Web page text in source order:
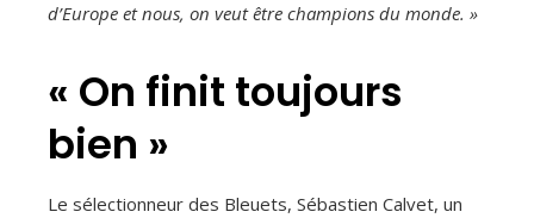
d’Europe et nous, on veut être champions du monde. »
« On finit toujours
bien »
Le sélectionneur des Bleuets, Sébastien Calvet, un